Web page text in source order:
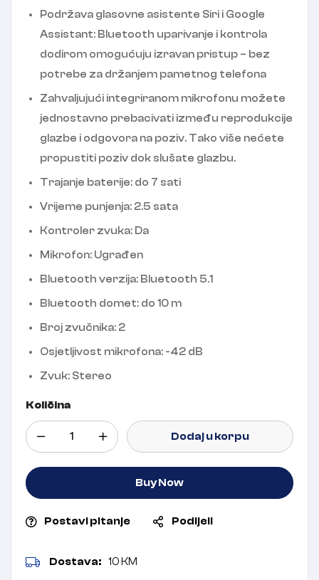
Podržava glasovne asistente Siri i Google
Assistant: Bluetooth uparivanje i kontrola
dodirom omogućuju izravan pristup – bez
potrebe za držanjem pametnog telefona
Zahvaljujući integriranom mikrofonu možete
jednostavno prebacivati ​​između reprodukcije
glazbe i odgovora na poziv. Tako više nećete
propustiti poziv dok slušate glazbu.
Trajanje baterije: do 7 sati
Vrijeme punjenja: 2.5 sata
Kontroler zvuka: Da
Mikrofon: Ugrađen
Bluetooth verzija: Bluetooth 5.1
Bluetooth domet: do 10 m
Broj zvučnika: 2
Osjetljivost mikrofona: -42 dB
Zvuk: Stereo
Količina
Dodaj u korpu
Buy Now
Postavi pitanje Podijeli
Dostava: 10 KM